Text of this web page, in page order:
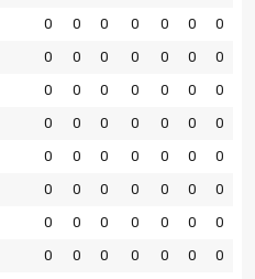
0 0 0 0 0 0 0
0 0 0 0 0 0 0
0 0 0 0 0 0 0
0 0 0 0 0 0 0
0 0 0 0 0 0 0
0 0 0 0 0 0 0
0 0 0 0 0 0 0
0 0 0 0 0 0 0